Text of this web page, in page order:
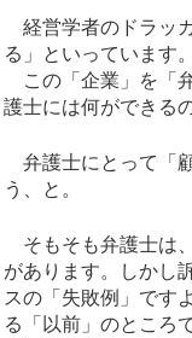
経営学者のドラッ
る」といっています。
この「企業」を「
護士には何ができる
弁護士にとって「
う、と。
そもそも弁護士は
があります。しかし
スの「失敗例」です
る「以前」のところ